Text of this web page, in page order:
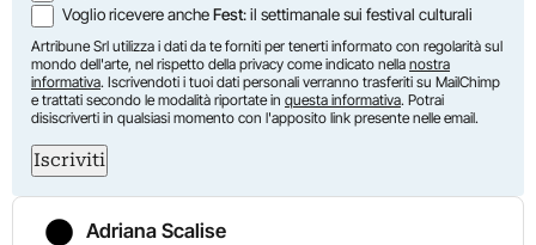
Voglio ricevere ancheFest: il settimanale sui festival culturali
Artribune Srl utilizza i dati da te forniti per tenerti informato con regolarità sul
mondo dell'arte, nel rispetto della privacy come indicato nella nostra
informativa. Iscrivendoti i tuoi dati personali verranno trasferiti su MailChimp
e trattati secondo le modalità riportate in questa informativa. Potrai
disiscriverti in qualsiasi momento con l'apposito link presente nelle email.
Iscriviti
Adriana Scalise